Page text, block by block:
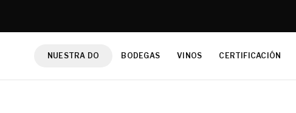
NUESTRA DO BODEGAS VINOS CERTIFICACIÓN